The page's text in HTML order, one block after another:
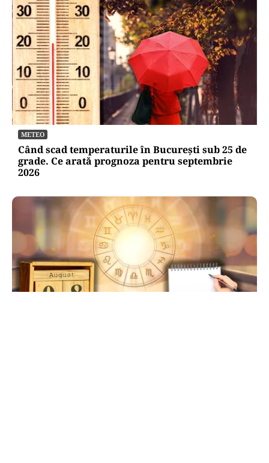
METEO
Când scad temperaturile în București sub 25 de
grade. Ce arată prognoza pentru septembrie
2026